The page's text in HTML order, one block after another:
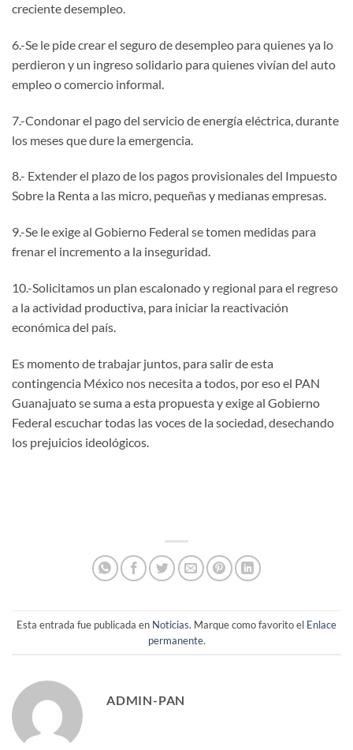
creciente desempleo.
6.-Se le pide crear el seguro de desempleo para quienes ya lo
perdieron y un ingreso solidario para quienes vivían del auto
empleo o comercio informal.
7.-Condonar el pago del servicio de energía eléctrica, durante
los meses que dure la emergencia.
8.- Extender el plazo de los pagos provisionales del Impuesto
Sobre la Renta a las micro, pequeñas y medianas empresas.
9.-Se le exige al Gobierno Federal se tomen medidas para
frenar el incremento a la inseguridad.
10.-Solicitamos un plan escalonado y regional para el regreso
a la actividad productiva, para iniciar la reactivación
económica del país.
Es momento de trabajar juntos, para salir de esta
contingencia México nos necesita a todos, por eso el PAN
Guanajuato se suma a esta propuesta y exige al Gobierno
Federal escuchar todas las voces de la sociedad, desechando
los prejuicios ideológicos.
Esta entrada fue publicada en Noticias. Marque como favorito el Enlace
permanente.
ADMIN-PAN